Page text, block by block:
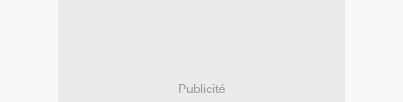
Publicité